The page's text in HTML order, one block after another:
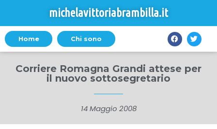
michelavittoriabrambilla.it
Home Chi sono
Corriere Romagna Grandi attese per
il nuovo sottosegretario
14 Maggio 2008